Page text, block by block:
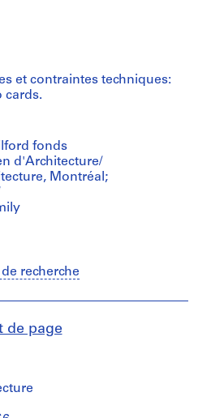
et contraintes techniques:
cards.
fonds
d'Architecture/
Montréal;
recherche
de page